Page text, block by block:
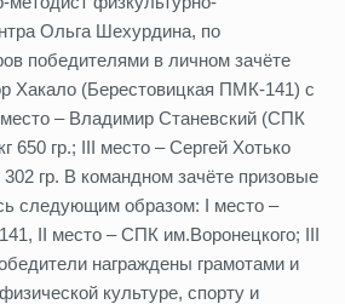
Ольга Шехурдина, по
победителями в личном зачёте
Хакало (Берестовицкая ПМК-141) с
место – Владимир Станевский (СПК
650 гр.; III место – Сергей Хотько
гр. В командном зачёте призовые
следующим образом: I место –
II место – СПК им.Воронецкого; III
награждены грамотами и
культуре, спорту и